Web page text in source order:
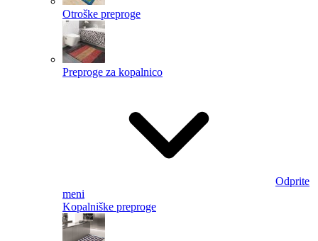
Otroške preproge
Preproge za kopalnico
Odprite
meni
Kopalniške preproge